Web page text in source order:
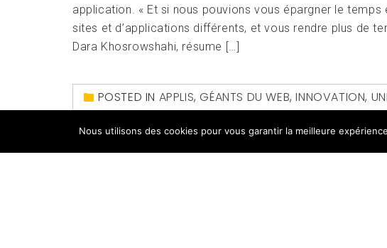
application. « Et si nous pouvions vous épargner le
sites et d’applications différents, et vous rendre plus de
Dara Khosrowshahi, résume […]
POSTED IN APPLIS,GÉANTS DU WEB,INNOVATION,
APPLICATION,COURSES,EXPEDIA,KHOSROWSHAHI,
COMMENT
Nous utilisons des cookies pour vous garantir la meilleure